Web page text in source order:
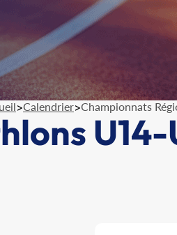
>Calendrier>Championnats
U14-